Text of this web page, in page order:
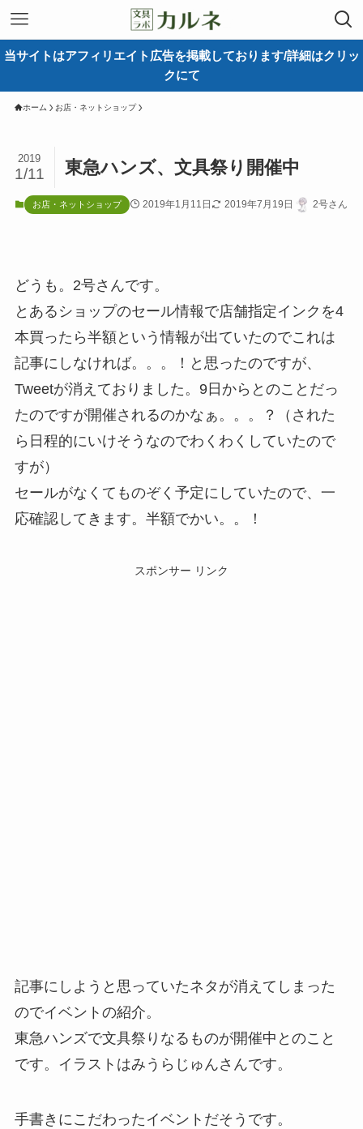
当サイトはアフィリエイト広告を掲載しております/詳細はクリッ
クにて
ホーム お店・ネットショップ
東急ハンズ、文具祭り開催中
2019
1/11
お店・ネットショップ 2019年1月11日 2019年7月19日 2号さん
どうも。2号さんです。
とあるショップのセール情報で店舗指定インクを4
本買ったら半額という情報が出ていたのでこれは
記事にしなければ。。。！と思ったのですが、
Tweetが消えておりました。9日からとのことだっ
たのですが開催されるのかなぁ。。。？（された
ら日程的にいけそうなのでわくわくしていたので
すが）
セールがなくてものぞく予定にしていたので、一
応確認してきます。半額でかい。。！
スポンサー リンク
記事にしようと思っていたネタが消えてしまった
のでイベントの紹介。
東急ハンズで文具祭りなるものが開催中とのこと
です。イラストはみうらじゅんさんです。
手書きにこだわったイベントだそうです。